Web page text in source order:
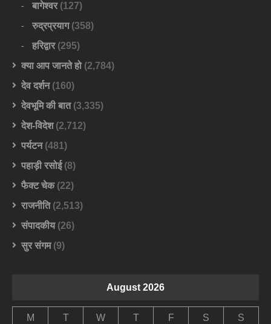
बागेश्वर(127)
रुद्रप्रयाग(358)
हरिद्वार(295)
क्या आप जानते हो(2,784)
देव दर्शन(160)
देवभूमि की बात(3,335)
देश-विदेश(2,712)
पर्यटन(481)
पहाड़ी रसोई(8)
फैक्ट चेक(22)
राजनीति(2,513)
संपादकीय(26)
सुर संगम(9)
August 2026
M T W T F S S